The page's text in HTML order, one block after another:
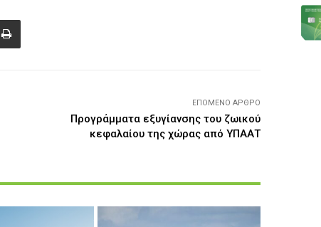
ΕΠΌΜΕΝΟ ΆΡΘΡΟ
Προγράμματα εξυγίανσης του ζωικού
κεφαλαίου της χώρας από ΥΠΑΑΤ